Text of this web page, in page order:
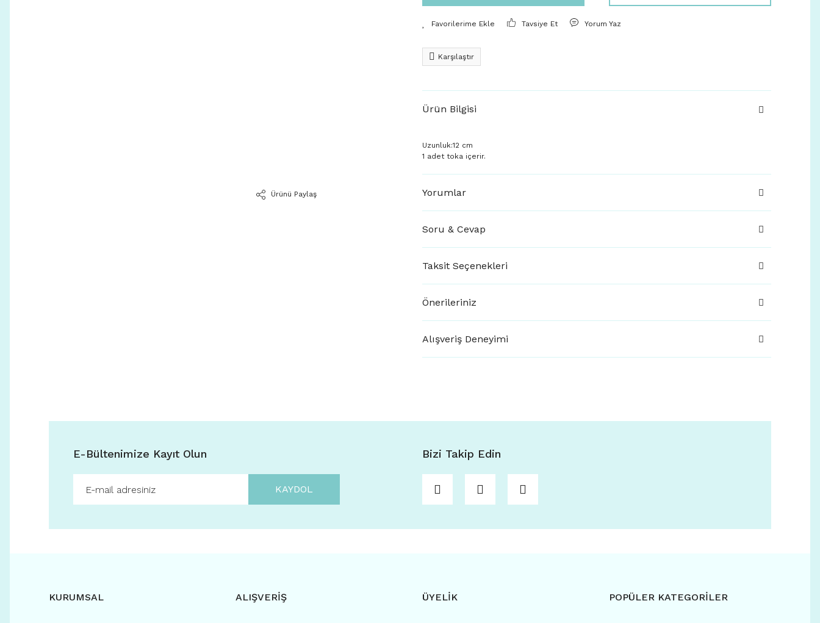
Ürünü Paylaş
Tavsiye Et Yorum Yaz
Karşılaştır
Ürün Bilgisi
Uzunluk:12 cm
1 adet toka içerir.
Yorumlar
Soru & Cevap
Taksit Seçenekleri
Önerileriniz
Alışveriş Deneyimi
E-Bültenimize Kayıt Olun
KAYDOL
Bizi Takip Edin
KURUMSAL ALIŞVERİŞ ÜYELİK POPÜLER KATEGORİLER